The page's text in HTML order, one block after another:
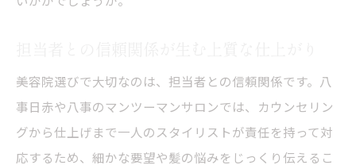
美容院選びで大切なのは、担当者との信頼関係です。八
事日赤や八事のマンツーマンサロンでは、カウンセリン
グから仕上げまで一人のスタイリストが責任を持って対
応するため、細かな要望や髪の悩みをじっくり伝えるこ